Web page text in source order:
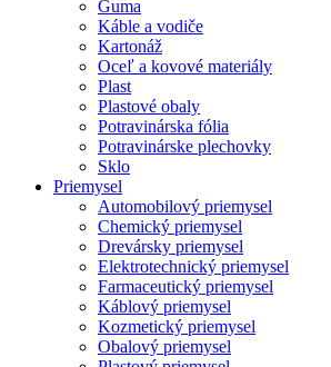
Guma
Káble a vodiče
Kartonáž
Oceľ a kovové materiály
Plast
Plastové obaly
Potravinárska fólia
Potravinárske plechovky
Sklo
Priemysel
Automobilový priemysel
Chemický priemysel
Drevársky priemysel
Elektrotechnický priemysel
Farmaceutický priemysel
Káblový priemysel
Kozmetický priemysel
Obalový priemysel